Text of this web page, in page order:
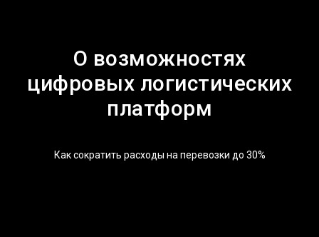
О возможностях
цифровых логистических
платформ
Как сократить расходы на перевозки до 30%